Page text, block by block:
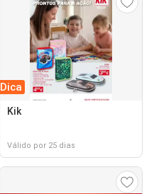
Dica
Kik
Válido por 25 dias